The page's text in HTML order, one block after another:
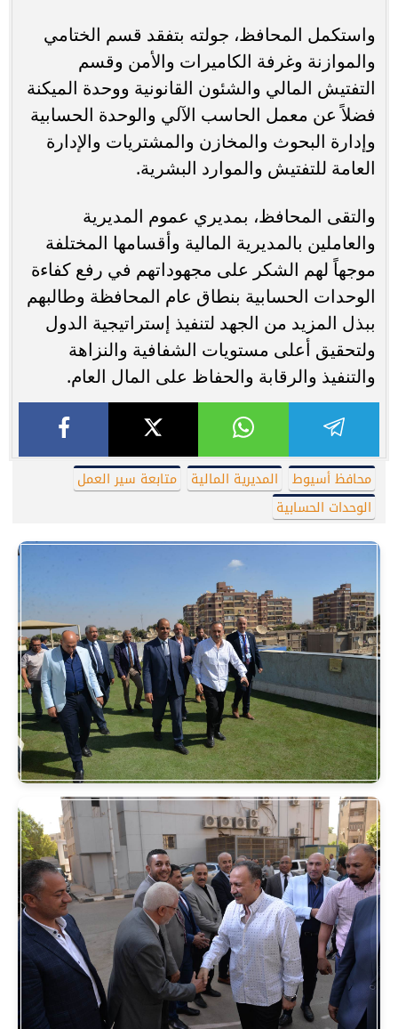
واستكمل المحافظ، جولته بتفقد قسم الختامي
والموازنة وغرفة الكاميرات والأمن وقسم
التفتيش المالي والشئون القانونية ووحدة الميكنة
فضلاً عن معمل الحاسب الآلي والوحدة الحسابية
وإدارة البحوث والمخازن والمشتريات والإدارة
العامة للتفتيش والموارد البشرية.
والتقى المحافظ، بمديري عموم المديرية
والعاملين بالمديرية المالية وأقسامها المختلفة
موجهاً لهم الشكر على مجهوداتهم في رفع كفاءة
الوحدات الحسابية بنطاق عام المحافظة وطالبهم
ببذل المزيد من الجهد لتنفيذ إستراتيجية الدول
ولتحقيق أعلى مستويات الشفافية والنزاهة
والتنفيذ والرقابة والحفاظ على المال العام.
محافظ أسيوط المديرية المالية
متابعة سير العمل
الوحدات الحسابية